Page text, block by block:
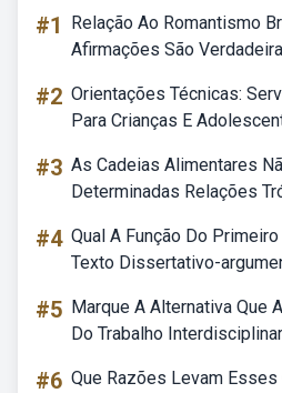
#1
Relação Ao Romantismo
Afirmações São
#2 Orientações Técnicas:
Para Crianças E
#3 As Cadeias Alimentares
Determinadas Relações
#4 Qual A Função Do
Texto Dissertativo-
#5 Marque A Alternativa Que
Do Trabalho Interdisciplinar
#6 Que Razões Levam